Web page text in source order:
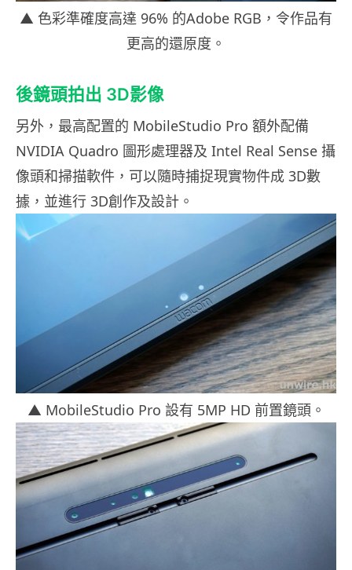
▲ 色彩準確度高達 96% 的Adobe RGB，令作品有
更高的還原度。
後鏡頭拍出 3D影像
另外，最高配置的 MobileStudio Pro 額外配備
NVIDIA Quadro 圖形處理器及 Intel Real Sense 攝
像頭和掃描軟件，可以隨時捕捉現實物件成 3D數
據，並進行 3D創作及設計。
▲ MobileStudio Pro 設有 5MP HD 前置鏡頭。